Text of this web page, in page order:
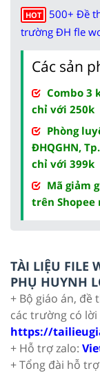
HOT
500+ Đề
trường ĐH fle
Các sản
Combo 3
chỉ với 250k
Phòng
ĐHQGHN,
chỉ với 399k
Mã giảm
trên Shopee
TÀI LIỆU FILE
PHỤ HUYNH
+ Bộ giáo án, đề
các trường có
https://
+ Hỗ trợ zalo:
+ Tổng đài hỗ